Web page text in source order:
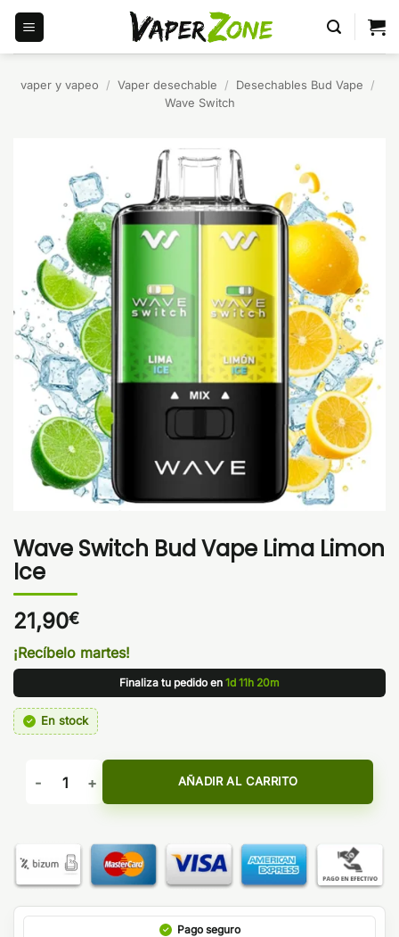
Saltar
contenido
vaper y vapeo / Vaper desechable / Desechables Bud Vape
/
Wave Switch
Wave Switch Bud Vape Lima Limon
Ice
21,90€
¡Recíbelo martes!
Finaliza tu pedido en 1d 11h 20m
En stock
Wave Switch Bud Vape Lima Limon Ice cantidad
AÑADIR AL CARRITO
Pago seguro